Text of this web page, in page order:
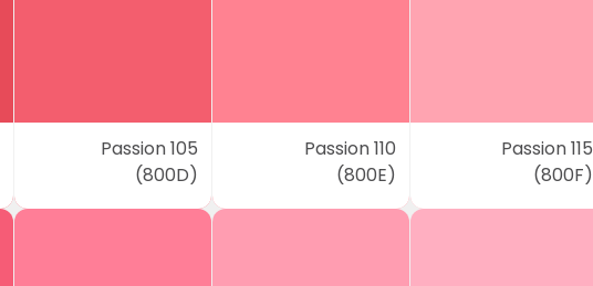
Passion 105
(800D)
Passion 110
(800E)
Passion 115
(800F)